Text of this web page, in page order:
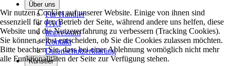
Über uns
Für Händler
FAQ
Impressum
Kontakt
Datenschutzerklärung
Künstler
Wir nutzen Cookies auf unserer Website. Einige von ihnen sind
essenziell für den Betrieb der Seite, während andere uns helfen, diese
Website und die Nutzererfahrung zu verbessern (Tracking Cookies).
Sie können selbst entscheiden, ob Sie die Cookies zulassen möchten.
Bitte beachten Sie, dass bei einer Ablehnung womöglich nicht mehr
alle Funktionalitäten der Seite zur Verfügung stehen.